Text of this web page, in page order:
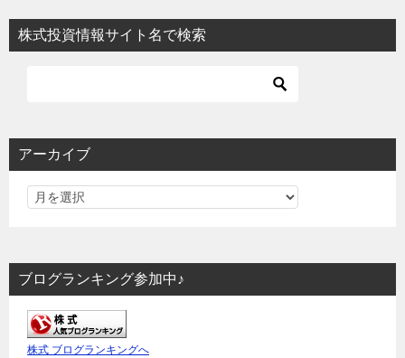
株式投資情報サイト名で検索
アーカイブ
ブログランキング参加中♪
株式 ブログランキングへ